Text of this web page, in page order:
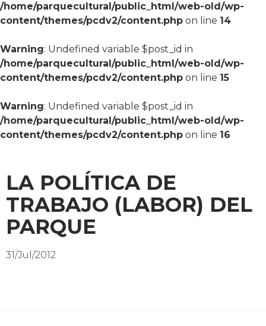
/home/parquecultural/public_html/web-old/wp-
content/themes/pcdv2/content.php on line 14
Warning: Undefined variable $post_id in
/home/parquecultural/public_html/web-old/wp-
content/themes/pcdv2/content.php on line 15
Warning: Undefined variable $post_id in
/home/parquecultural/public_html/web-old/wp-
content/themes/pcdv2/content.php on line 16
LA POLÍTICA DE
TRABAJO (LABOR) DEL
PARQUE
31/Jul/2012